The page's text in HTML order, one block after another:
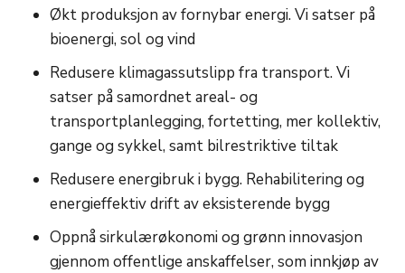
Økt produksjon av fornybar energi. Vi satser på
bioenergi, sol og vind
Redusere klimagassutslipp fra transport. Vi
satser på samordnet areal- og
transportplanlegging, fortetting, mer kollektiv,
gange og sykkel, samt bilrestriktive tiltak
Redusere energibruk i bygg. Rehabilitering og
energieffektiv drift av eksisterende bygg
Oppnå sirkulærøkonomi og grønn innovasjon
gjennom offentlige anskaffelser, som innkjøp av